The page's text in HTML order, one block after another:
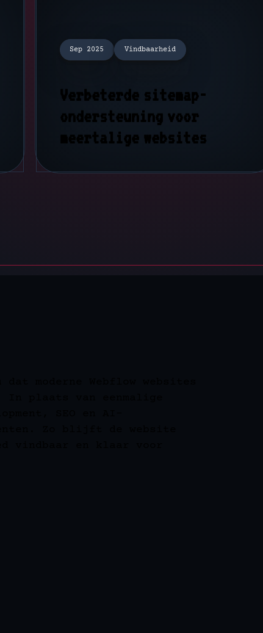
Sep 2025 Vindbaarheid
Verbeterde sitemap-
ondersteuning voor
meertalige websites